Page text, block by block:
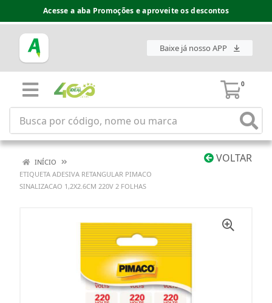
Acesse a aba Promoções e aproveite os descontos
Baixe já nosso APP
0
VOLTAR
INÍCIO
ETIQUETA ADESIVA RETANGULAR PIMACO
SINALIZACAO 1,2X2.6CM 220V 2 FOLHAS